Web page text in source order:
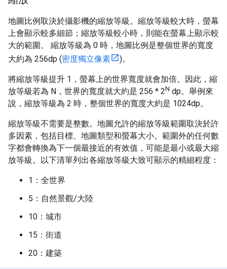
地圖比例取決於攝影機的縮放等級。縮放等級較大時，螢幕
上會顯示較多細節；縮放等級較小時，則能在螢幕上顯示較
大的範圍。 縮放等級為 0 時，地圖比例是整個世界的寬度
大約為 256dp (密度獨立像素 )。
將縮放等級提升 1，螢幕上的世界寬度就會加倍。因此，縮
放等級若為 N，世界的寬度就大約是 256 * 2N dp。舉例來
說，縮放等級為 2 時，整個世界的寬度大約是 1024dp。
縮放等級不需要是整數。地圖允許的縮放等級範圍取決於許
多因素，包括目標、地圖類型和螢幕大小。範圍外的任何數
字都會轉換為下一個最接近的有效值，可能是最小或最大縮
放等級。以下清單列出各縮放等級大致可顯示的精細程度：
1：全世界
5：自然景觀/大陸
10：城市
15：街道
20：建築